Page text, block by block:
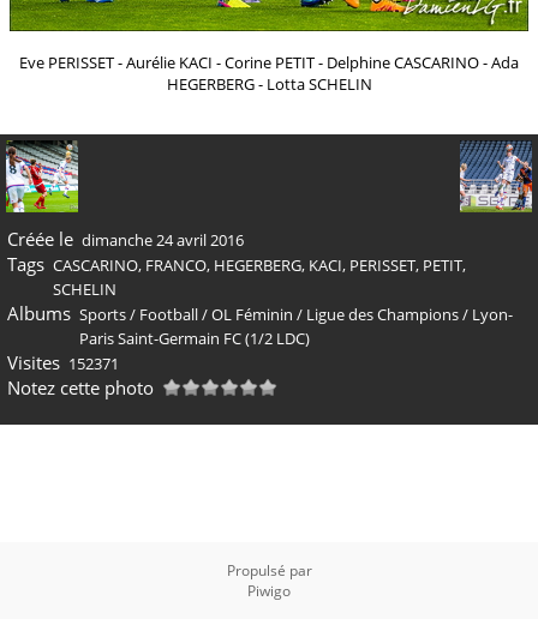
Eve PERISSET - Aurélie KACI - Corine PETIT - Delphine CASCARINO - Ada
HEGERBERG - Lotta SCHELIN
Créée le dimanche 24 avril 2016
Tags CASCARINO, FRANCO, HEGERBERG, KACI, PERISSET, PETIT,
SCHELIN
Albums Sports/ Football/OL Féminin / Ligue des Champions/ Lyon-
Paris Saint-Germain FC (1/2 LDC)
Visites 152371
Notez cette photo
Propulsé par
Piwigo